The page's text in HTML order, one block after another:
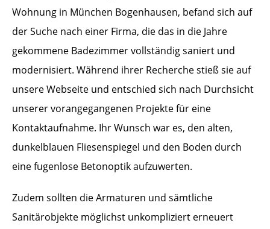
Wohnung in München Bogenhausen, befand sich auf
der Suche nach einer Firma, die das in die Jahre
gekommene Badezimmer vollständig saniert und
modernisiert. Während ihrer Recherche stieß sie auf
unsere Webseite und entschied sich nach Durchsicht
unserer vorangegangenen Projekte für eine
Kontaktaufnahme. Ihr Wunsch war es, den alten,
dunkelblauen Fliesenspiegel und den Boden durch
eine fugenlose Betonoptik aufzuwerten.
Zudem sollten die Armaturen und sämtliche
Sanitärobjekte möglichst unkompliziert erneuert